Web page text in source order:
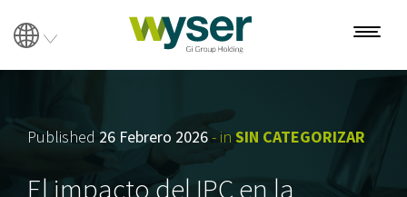
Sobre Wyser
Published 26 Febrero 2026- in SIN CATEGORIZAR
El impacto del IPC en la